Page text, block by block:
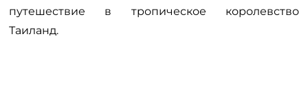
путешествие в тропическое королевство
Таиланд.